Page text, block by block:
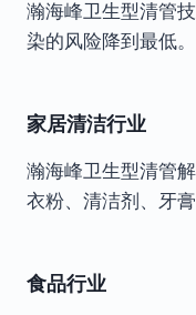
瀚海峰卫生型清管
染的风险降到最低。
家居清洁行业
瀚海峰卫生型清管
衣粉、清洁剂、牙
食品行业